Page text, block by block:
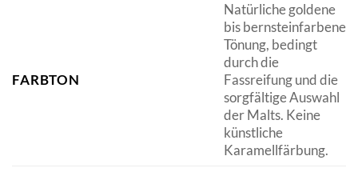
FARBTON
Natürliche goldene
bis bernsteinfarbene
Tönung, bedingt
durch die
Fassreifung und die
sorgfältige Auswahl
der Malts. Keine
künstliche
Karamellfärbung.